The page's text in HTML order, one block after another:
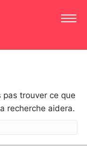
pas trouver ce que
recherche aidera.